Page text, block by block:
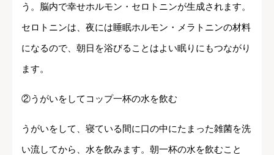
う。脳内で幸せホルモン・セロトニンが生成されます。
セロトニンは、夜には睡眠ホルモン・メラトニンの材料
になるので、朝日を浴びることはよい眠りにもつながり
ます。
②うがいをしてコップ一杯の水を飲む
うがいをして、寝ている間に口の中にたまった雑菌を洗
い流してから、水を飲みます。朝一杯の水を飲むこと